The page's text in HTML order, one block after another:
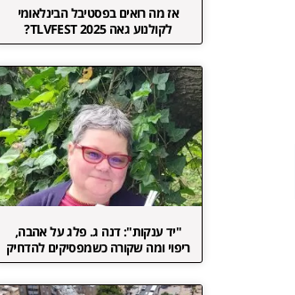
אז מה רואים בפסטיבל הבינלאומי
לקולנוע גאה TLVFEST 2025?
"יד ענקות": דנה ג. פלג על אהבה,
ריפוי ומה שקורה כשמפסיקים להדחיק